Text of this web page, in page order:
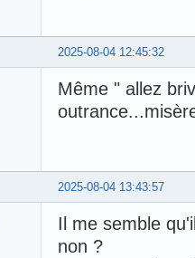
2025-08-04 12:45:32
Même " allez
2025-08-04 13:43:57
Il me semble
non ?